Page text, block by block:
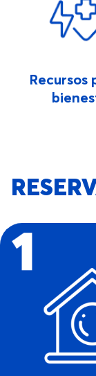
Recursos